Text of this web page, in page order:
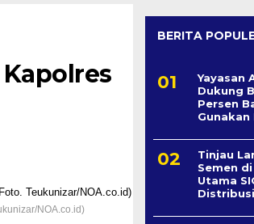
NOA.co.id)
BERITA
Yayasan
Dukung
Persen
Tinjau
Semen
Utama